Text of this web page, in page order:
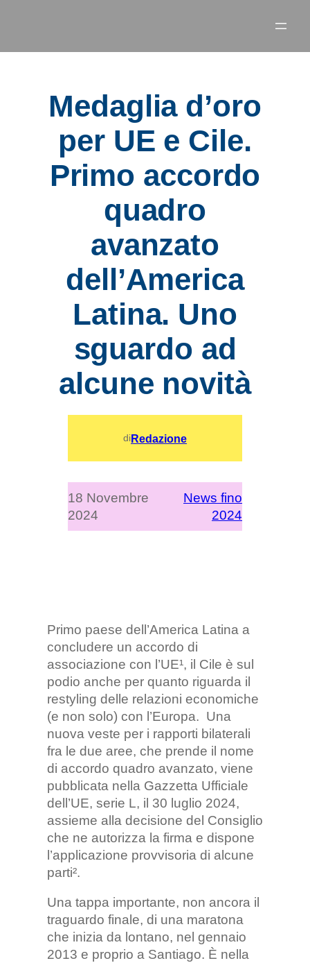
Medaglia d’oro
per UE e Cile.
Primo accordo
quadro
avanzato
dell’America
Latina. Uno
sguardo ad
alcune novità
diRedazione
18 Novembre
2024
News fino
2024
Primo paese dell’America Latina a
concludere un accordo di
associazione con l’UE¹, il Cile è sul
podio anche per quanto riguarda il
restyling delle relazioni economiche
(e non solo) con l’Europa. Una
nuova veste per i rapporti bilaterali
fra le due aree, che prende il nome
di accordo quadro avanzato, viene
pubblicata nella Gazzetta Ufficiale
dell’UE, serie L, il 30 luglio 2024,
assieme alla decisione del Consiglio
che ne autorizza la firma e dispone
l’applicazione provvisoria di alcune
parti².
Una tappa importante, non ancora il
traguardo finale, di una maratona
che inizia da lontano, nel gennaio
2013 e proprio a Santiago. È nella